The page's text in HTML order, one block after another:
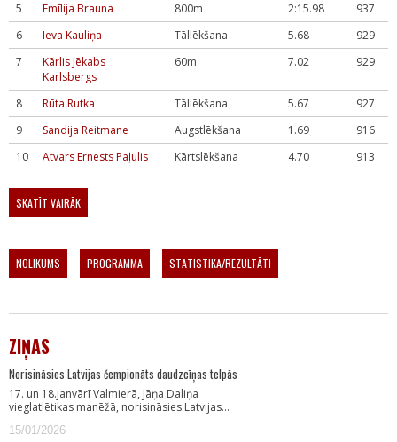
5
Emīlija Brauna 800m 2:15.98
937
6
Ieva Kauliņa Tāllēkšana 5.68
929
7
Kārlis Jēkabs
Karlsbergs
60m 7.02 929
8 Rūta Rutka Tāllēkšana 5.67
927
9
Sandija Reitmane Augstlēkšana 1.69
916
10
Atvars Ernests Paļulis Kārtslēkšana 4.70 913
SKATĪT VAIRĀK
NOLIKUMS PROGRAMMA STATISTIKA/REZULTĀTI
ZIŅAS
Norisināsies Latvijas čempionāts daudzcīņas telpās
17. un 18.janvārī Valmierā, Jāņa Daliņa
vieglatlētikas manēžā, norisināsies Latvijas…
15/01/2026